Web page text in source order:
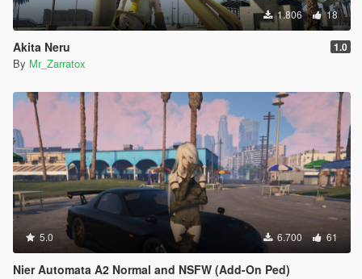
1.806 18
Akita Neru 1.0
By Mr_Zarratox
5.0 6.700 61
Nier Automata A2 Normal and NSFW (Add-On Ped)